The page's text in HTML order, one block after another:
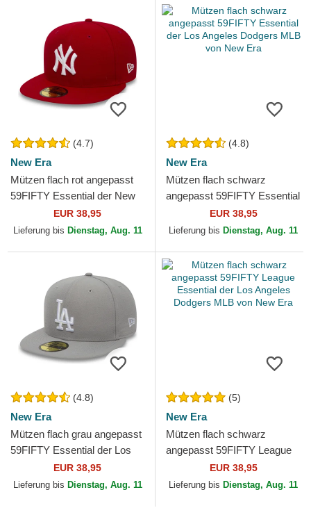
(4.7)
New Era
Mützen flach rot angepasst
59FIFTY Essential der New
York Yankees MLB von New
Era
EUR 38,95
Lieferung bis Dienstag, Aug. 11
(4.8)
New Era
Mützen flach schwarz
angepasst 59FIFTY Essential
der Los Angeles Dodgers
MLB von New Era
EUR 38,95
Lieferung bis Dienstag, Aug. 11
(4.8)
New Era
Mützen flach grau angepasst
59FIFTY Essential der Los
Angeles Dodgers MLB von
New Era
EUR 38,95
Lieferung bis Dienstag, Aug. 11
(5)
New Era
Mützen flach schwarz
angepasst 59FIFTY League
Essential der Los Angeles
Dodgers MLB von New Era
EUR 38,95
Lieferung bis Dienstag, Aug. 11